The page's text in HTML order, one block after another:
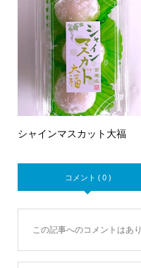
シャインマスカット大福
コメント ( 0 )
この記事へのコメントはあり